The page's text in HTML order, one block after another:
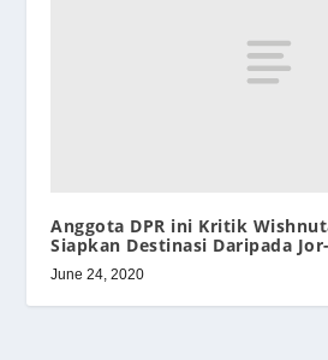
Anggota DPR ini Kritik
Siapkan Destinasi Daripada
June 24, 2020